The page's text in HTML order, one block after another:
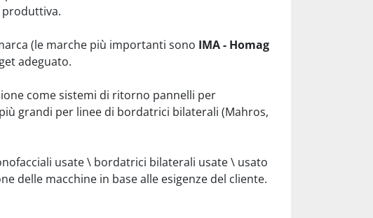
produttiva.
(le marche più importanti sono IMA - Homag
adeguato.
come sistemi di ritorno pannelli per
grandi per linee di bordatrici bilaterali (Mahros,
usate \ bordatrici bilaterali usate \ usato
delle macchine in base alle esigenze del cliente.